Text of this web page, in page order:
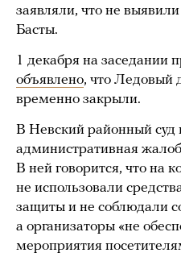
заявляли, что не
Басты.
1 декабря на заседании
объявлено, что Ледовый
временно закрыли.
В Невский районный суд
административная
В ней говорится, что на
не использовали
защиты и не соблюдали
а организаторы «не
мероприятия